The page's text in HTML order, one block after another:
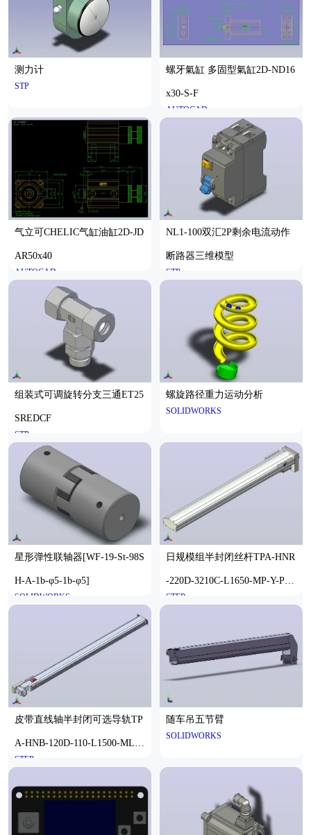
测力计
STP
螺牙氣缸 多固型氣缸2D-ND16
x30-S-F
AUTOCAD
气立可CHELIC气缸油缸2D-JD
AR50x40
AUTOCAD
NL1-100双汇2P剩余电流动作
断路器三维模型
STP
组装式可调旋转分支三通ET25
SREDCF
STP
螺旋路径重力运动分析
SOLIDWORKS
星形弹性联轴器[WF-19-St-98S
H-A-1b-φ5-1b-φ5]
SOLIDWORKS
日规模组半封闭丝杆TPA-HNR
-220D-3210C-L1650-MP-Y-P1K
-N3
STEP
皮带直线轴半封闭可选导轨TP
A-HNB-120D-110-L1500-ML-Y
-P40-N3
STEP
随车吊五节臂
SOLIDWORKS